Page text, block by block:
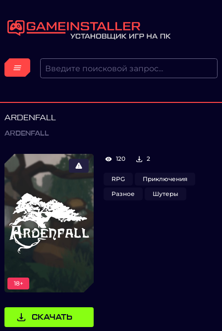
ARDENFALL
ARDENFALL
18+
СКАЧАТЬ
120 2
RPG
Приключения
Разное
Шутеры